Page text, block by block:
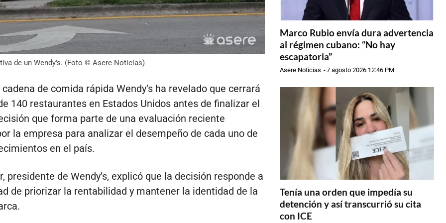
de un Wendy's. (Foto © Asere Noticias)
de comida rápida Wendy’s ha revelado que cerrará
140 restaurantes en Estados Unidos antes de finalizar el
que forma parte de una evaluación reciente
la empresa para analizar el desempeño de cada uno de
en el país.
presidente de Wendy’s, explicó que la decisión responde a
de priorizar la rentabilidad y mantener la identidad de la
Marco Rubio envía dura advertencia
al régimen cubano: “No hay
escapatoria”
Asere Noticias -7 agosto 2026 12:46 PM
Tenía una orden que impedía su
detención y así transcurrió su cita
con ICE